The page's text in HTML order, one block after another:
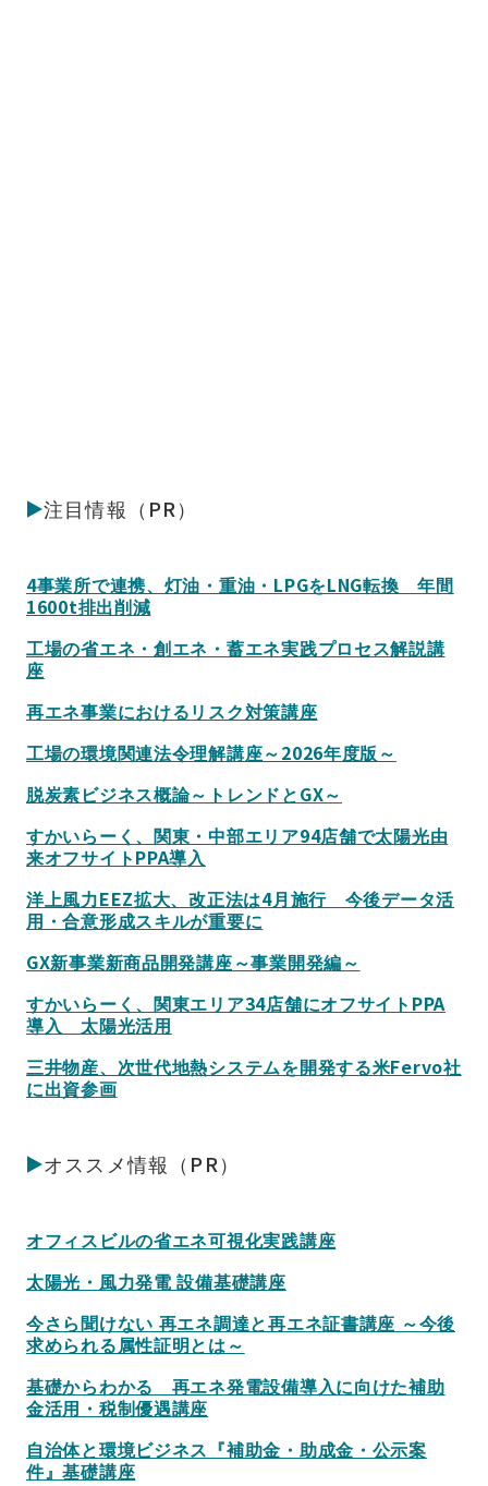
注目情報（PR）
4事業所で連携、灯油・重油・LPGをLNG転換 年間
1600t排出削減
工場の省エネ・創エネ・蓄エネ実践プロセス解説講
座
再エネ事業におけるリスク対策講座
工場の環境関連法令理解講座～2026年度版～
脱炭素ビジネス概論～トレンドとGX～
すかいらーく、関東・中部エリア94店舗で太陽光由
来オフサイトPPA導入
洋上風力EEZ拡大、改正法は4月施行 今後データ活
用・合意形成スキルが重要に
GX新事業新商品開発講座～事業開発編～
すかいらーく、関東エリア34店舗にオフサイトPPA
導入 太陽光活用
三井物産、次世代地熱システムを開発する米Fervo社
に出資参画
オススメ情報（PR）
オフィスビルの省エネ可視化実践講座
太陽光・風力発電 設備基礎講座
今さら聞けない 再エネ調達と再エネ証書講座 ～今後
求められる属性証明とは～
基礎からわかる 再エネ発電設備導入に向けた補助
金活用・税制優遇講座
自治体と環境ビジネス『補助金・助成金・公示案
件』基礎講座